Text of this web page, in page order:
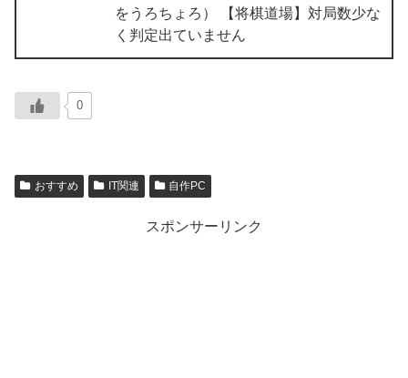
をうろちょろ） 【将棋道場】対局数少な
く判定出ていません
0
おすすめ IT関連 自作PC
スポンサーリンク